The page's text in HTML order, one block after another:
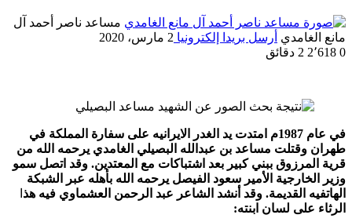
مساعد ناصر أحمد آل
مانع الغامدي أرسل بريدا إلكترونيا 2 مارس، 2020
0
2 دقائق
في عام 1987م امتدت يد الغدر الايرانيه على سفارة المملكة في
طهران وقتلت مساعد بن عبدالله البصيلي الغامدي يرحمه الله من
قرية المرزوق ببني كبير بعد اشتباكات مع المعتدين. وقد اتصل سمو
وزير الخارجية الأمير سعود الفيصل يرحمه الله بأهله عبر الشبكة
الهاتفيه القديمة. وقد أنشد الشاعر عبد الرحمن العشماوي فيه هذ
الرثاء على لسان ابنته: